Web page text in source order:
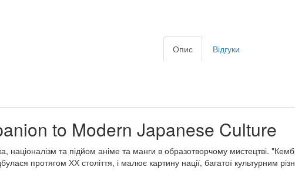
Опис Відгуки
to Modern Japanese Culture
націоналізм та підйом аніме та манги в образотворчому мистецтві.
протягом ХХ століття, і малює картину нації, багатої культурним